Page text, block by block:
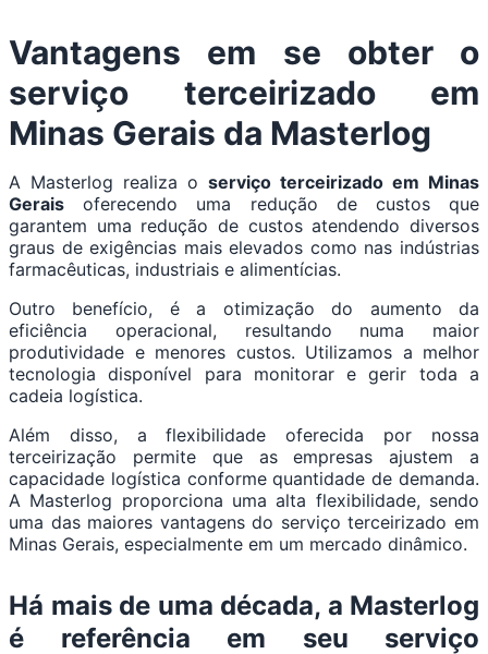
Vantagens em se obter o
serviço terceirizado em
Minas Gerais da Masterlog
A Masterlog realiza o serviço terceirizado em Minas
Gerais oferecendo uma redução de custos que
garantem uma redução de custos atendendo diversos
graus de exigências mais elevados como nas indústrias
farmacêuticas, industriais e alimentícias.
Outro benefício, é a otimização do aumento da
eficiência operacional, resultando numa maior
produtividade e menores custos. Utilizamos a melhor
tecnologia disponível para monitorar e gerir toda a
cadeia logística.
Além disso, a flexibilidade oferecida por nossa
terceirização permite que as empresas ajustem a
capacidade logística conforme quantidade de demanda.
A Masterlog proporciona uma alta flexibilidade, sendo
uma das maiores vantagens do serviço terceirizado em
Minas Gerais, especialmente em um mercado dinâmico.
Há mais de uma década, a Masterlog
é referência em seu serviço